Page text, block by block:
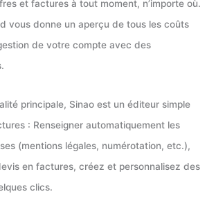
et factures à tout moment, n’importe où.
vous donne un aperçu de tous les coûts
de votre compte avec des
principale, Sinao est un éditeur simple
: Renseigner automatiquement les
(mentions légales, numérotation, etc.),
en factures, créez et personnalisez des
clics.